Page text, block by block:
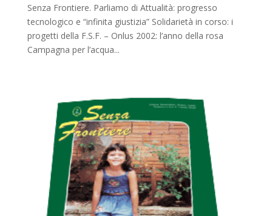
Senza Frontiere. Parliamo di Attualità: progresso
tecnologico e “infinita giustizia” Solidarietà in corso: i
progetti della F.S.F. – Onlus 2002: l’anno della rosa
Campagna per l’acqua...